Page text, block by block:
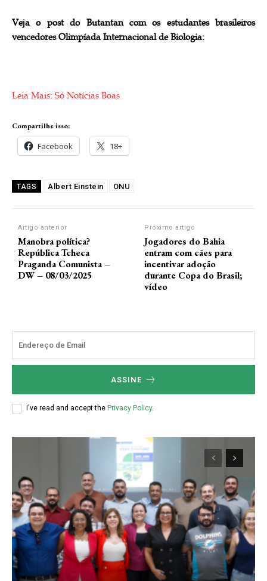
Veja o post do Butantan com os estudantes brasileiros
vencedores Olimpíada Internacional de Biologia:
Leia Mais: Só Notícias Boas
Compartilhe isso:
Facebook 18+
TAGS Albert Einstein ONU
Artigo anterior
Manobra política?
República Tcheca
Praganda Comunista –
DW – 08/03/2025
Próximo artigo
Jogadores do Bahia
entram com cães para
incentivar adoção
durante Copa do Brasil;
vídeo
ASSINE
I've read and accept the Privacy Policy.